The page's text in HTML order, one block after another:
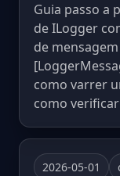
Guia passo a
de ILogger
de
como varrer
como
2026-05-01